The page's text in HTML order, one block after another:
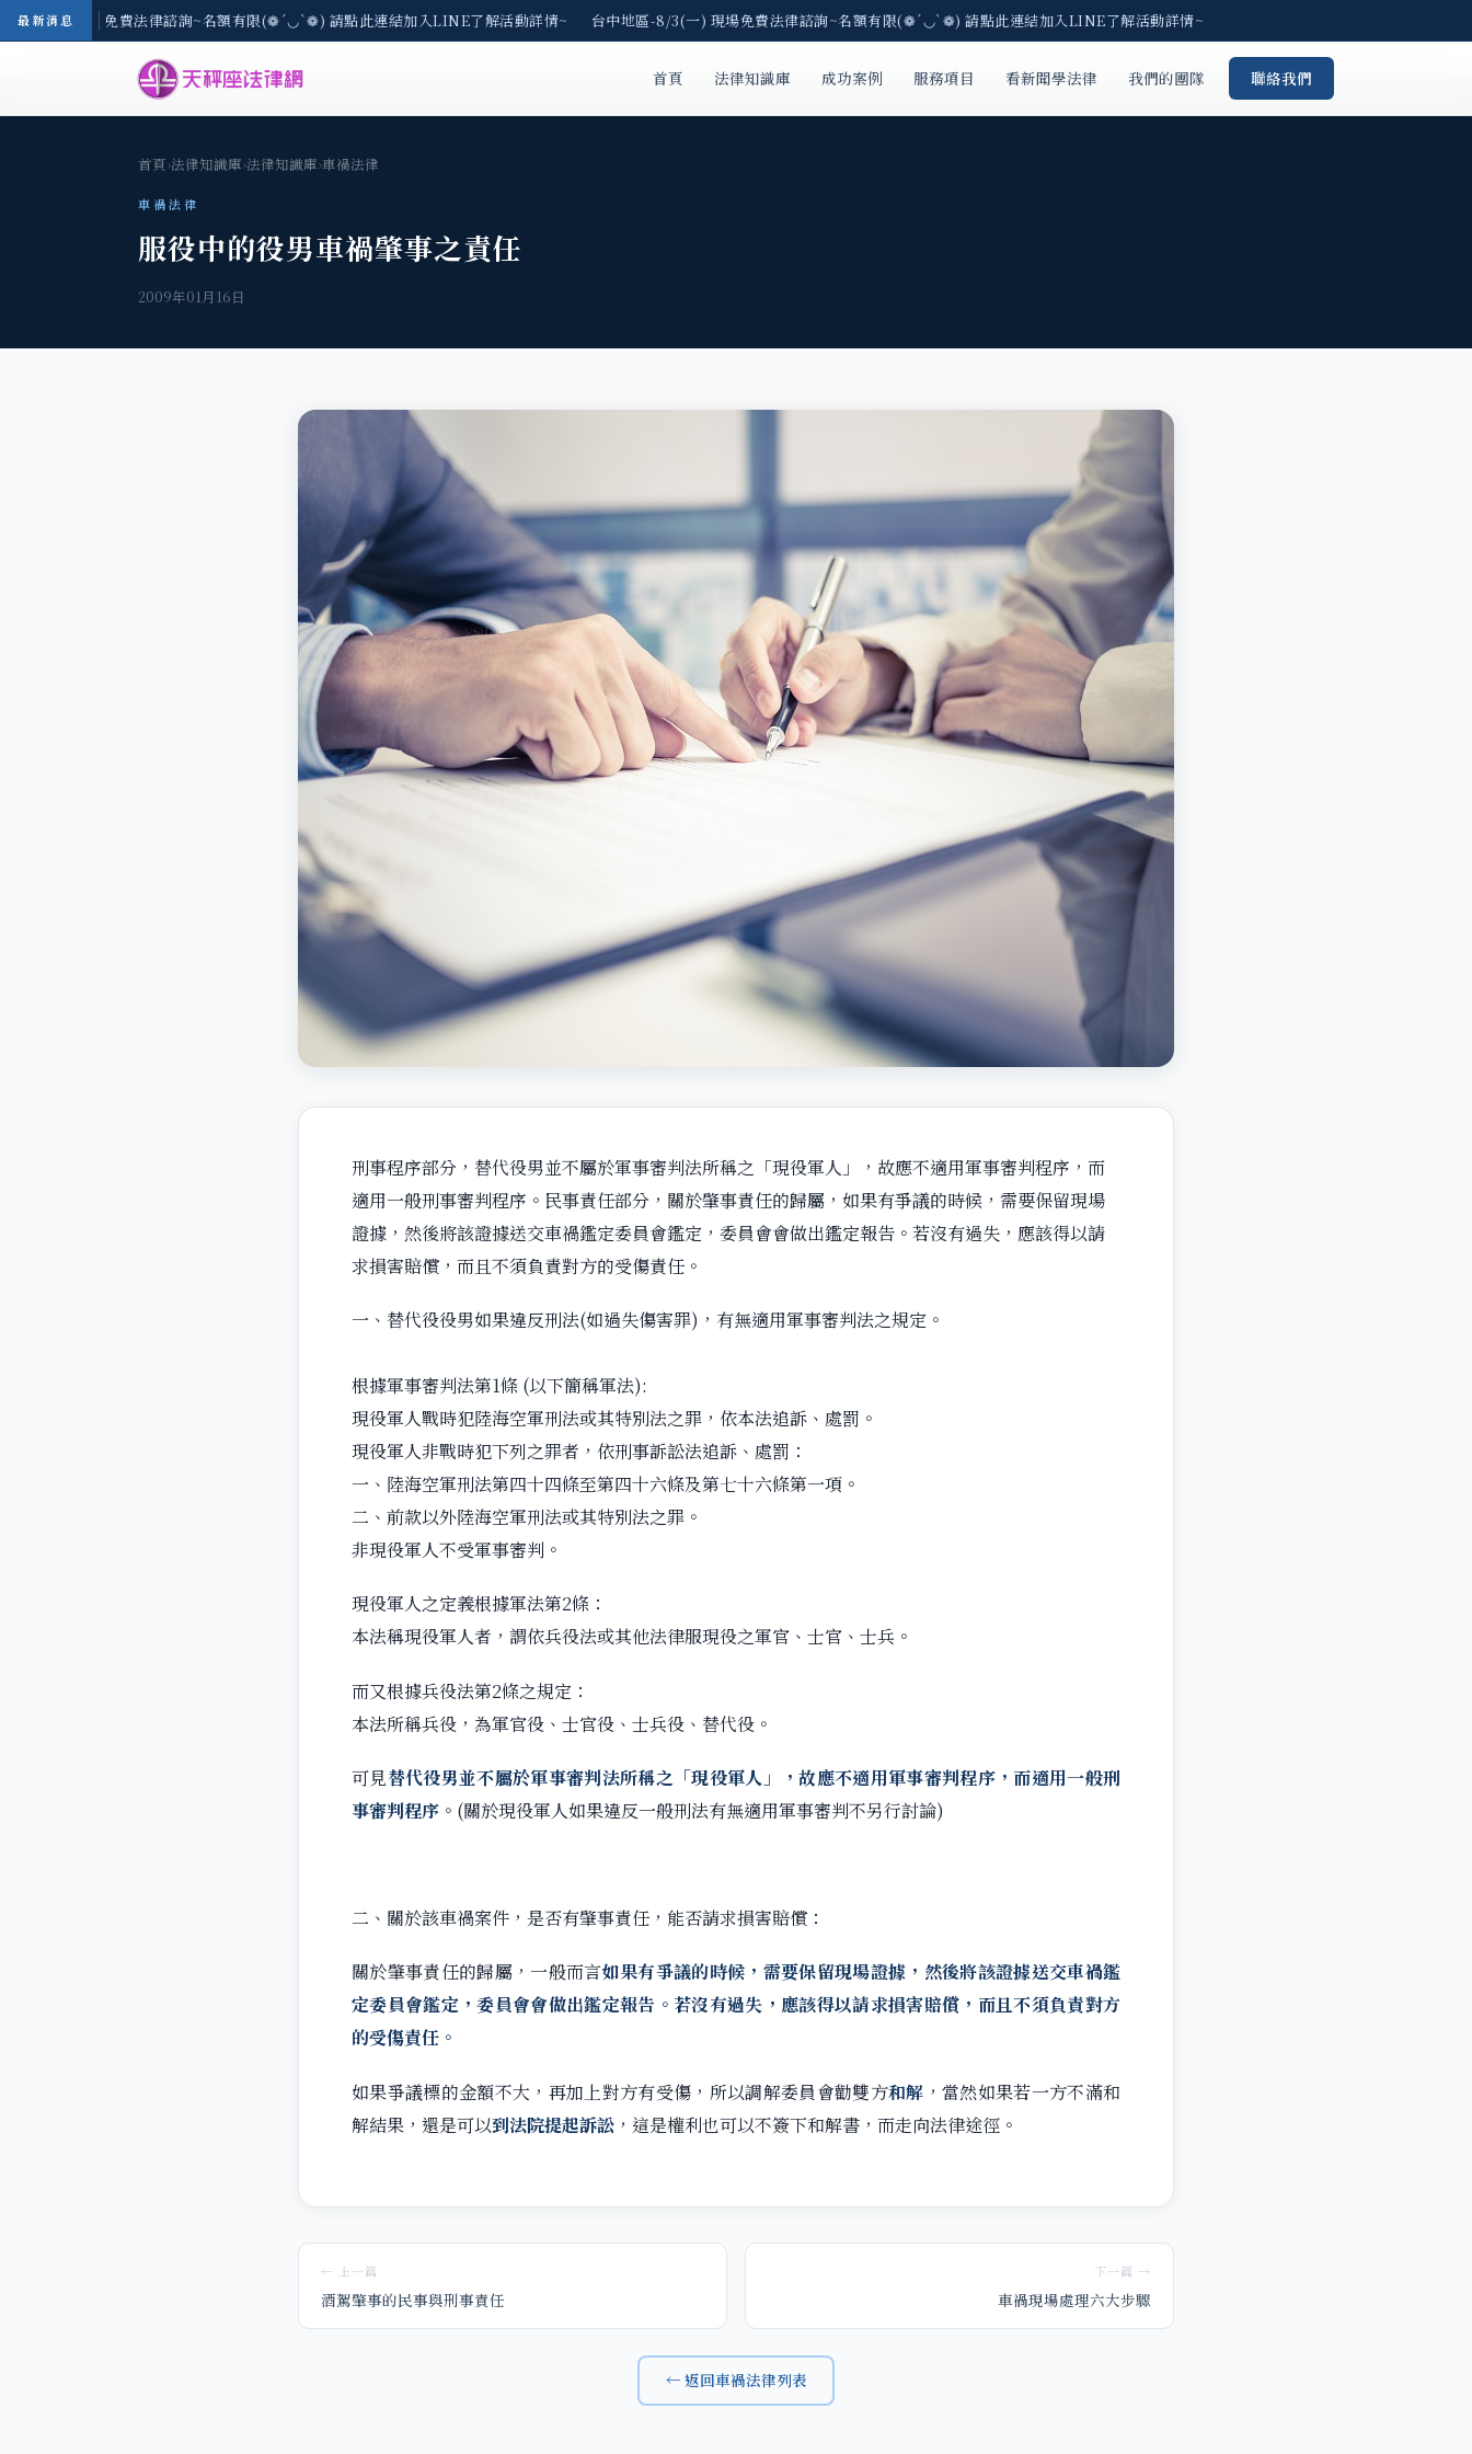
最新消息
3(一) 現場免費法律諮詢~名額有限(❁´◡`❁) 請點此連結加入LINE了解活動詳情~ 台中地區-8/3(一) 現場免費法律諮詢~名額有限(❁´◡`❁) 請點此連結加入LINE了解活動詳情~
首頁 法律知識庫 成功案例 服務項目 看新聞學法律 我們的團隊 聯絡我們
首頁›法律知識庫›法律知識庫›車禍法律
車禍法律
服役中的役男車禍肇事之責任
2009年01月16日
刑事程序部分，替代役男並不屬於軍事審判法所稱之「現役軍人」，故應不適用軍事審判程序，而
適用一般刑事審判程序。民事責任部分，關於肇事責任的歸屬，如果有爭議的時候，需要保留現場
證據，然後將該證據送交車禍鑑定委員會鑑定，委員會會做出鑑定報告。若沒有過失，應該得以請
求損害賠償，而且不須負責對方的受傷責任。
一、替代役役男如果違反刑法(如過失傷害罪)，有無適用軍事審判法之規定。
根據軍事審判法第1條 (以下簡稱軍法):
現役軍人戰時犯陸海空軍刑法或其特別法之罪，依本法追訴、處罰。
現役軍人非戰時犯下列之罪者，依刑事訴訟法追訴、處罰：
一、陸海空軍刑法第四十四條至第四十六條及第七十六條第一項。
二、前款以外陸海空軍刑法或其特別法之罪。
非現役軍人不受軍事審判。
現役軍人之定義根據軍法第2條：
本法稱現役軍人者，謂依兵役法或其他法律服現役之軍官、士官、士兵。
而又根據兵役法第2條之規定：
本法所稱兵役，為軍官役、士官役、士兵役、替代役。
可見替代役男並不屬於軍事審判法所稱之「現役軍人」，故應不適用軍事審判程序，而適用一般刑
事審判程序 。(關於現役軍人如果違反一般刑法有無適用軍事審判不另行討論)
二、關於該車禍案件，是否有肇事責任，能否請求損害賠償：
關於肇事責任的歸屬，一般而言如果有爭議的時候，需要保留現場證據，然後將該證據送交車禍鑑
定委員會鑑定，委員會會做出鑑定報告。若沒有過失，應該得以請求損害賠償，而且不須負責對方
的受傷責任。
如果爭議標的金額不大，再加上對方有受傷，所以調解委員會勸雙方和解 ，當然如果若一方不滿和
解結果，還是可以到法院提起訴訟 ，這是權利也可以不簽下和解書，而走向法律途徑。
← 上一篇
酒駕肇事的民事與刑事責任
下一篇 →
車禍現場處理六大步驟
← 返回車禍法律列表